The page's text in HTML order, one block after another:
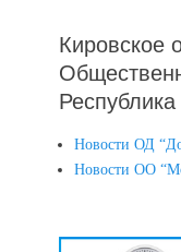
Кировское
Республика
Новости ОД
Новости ОО